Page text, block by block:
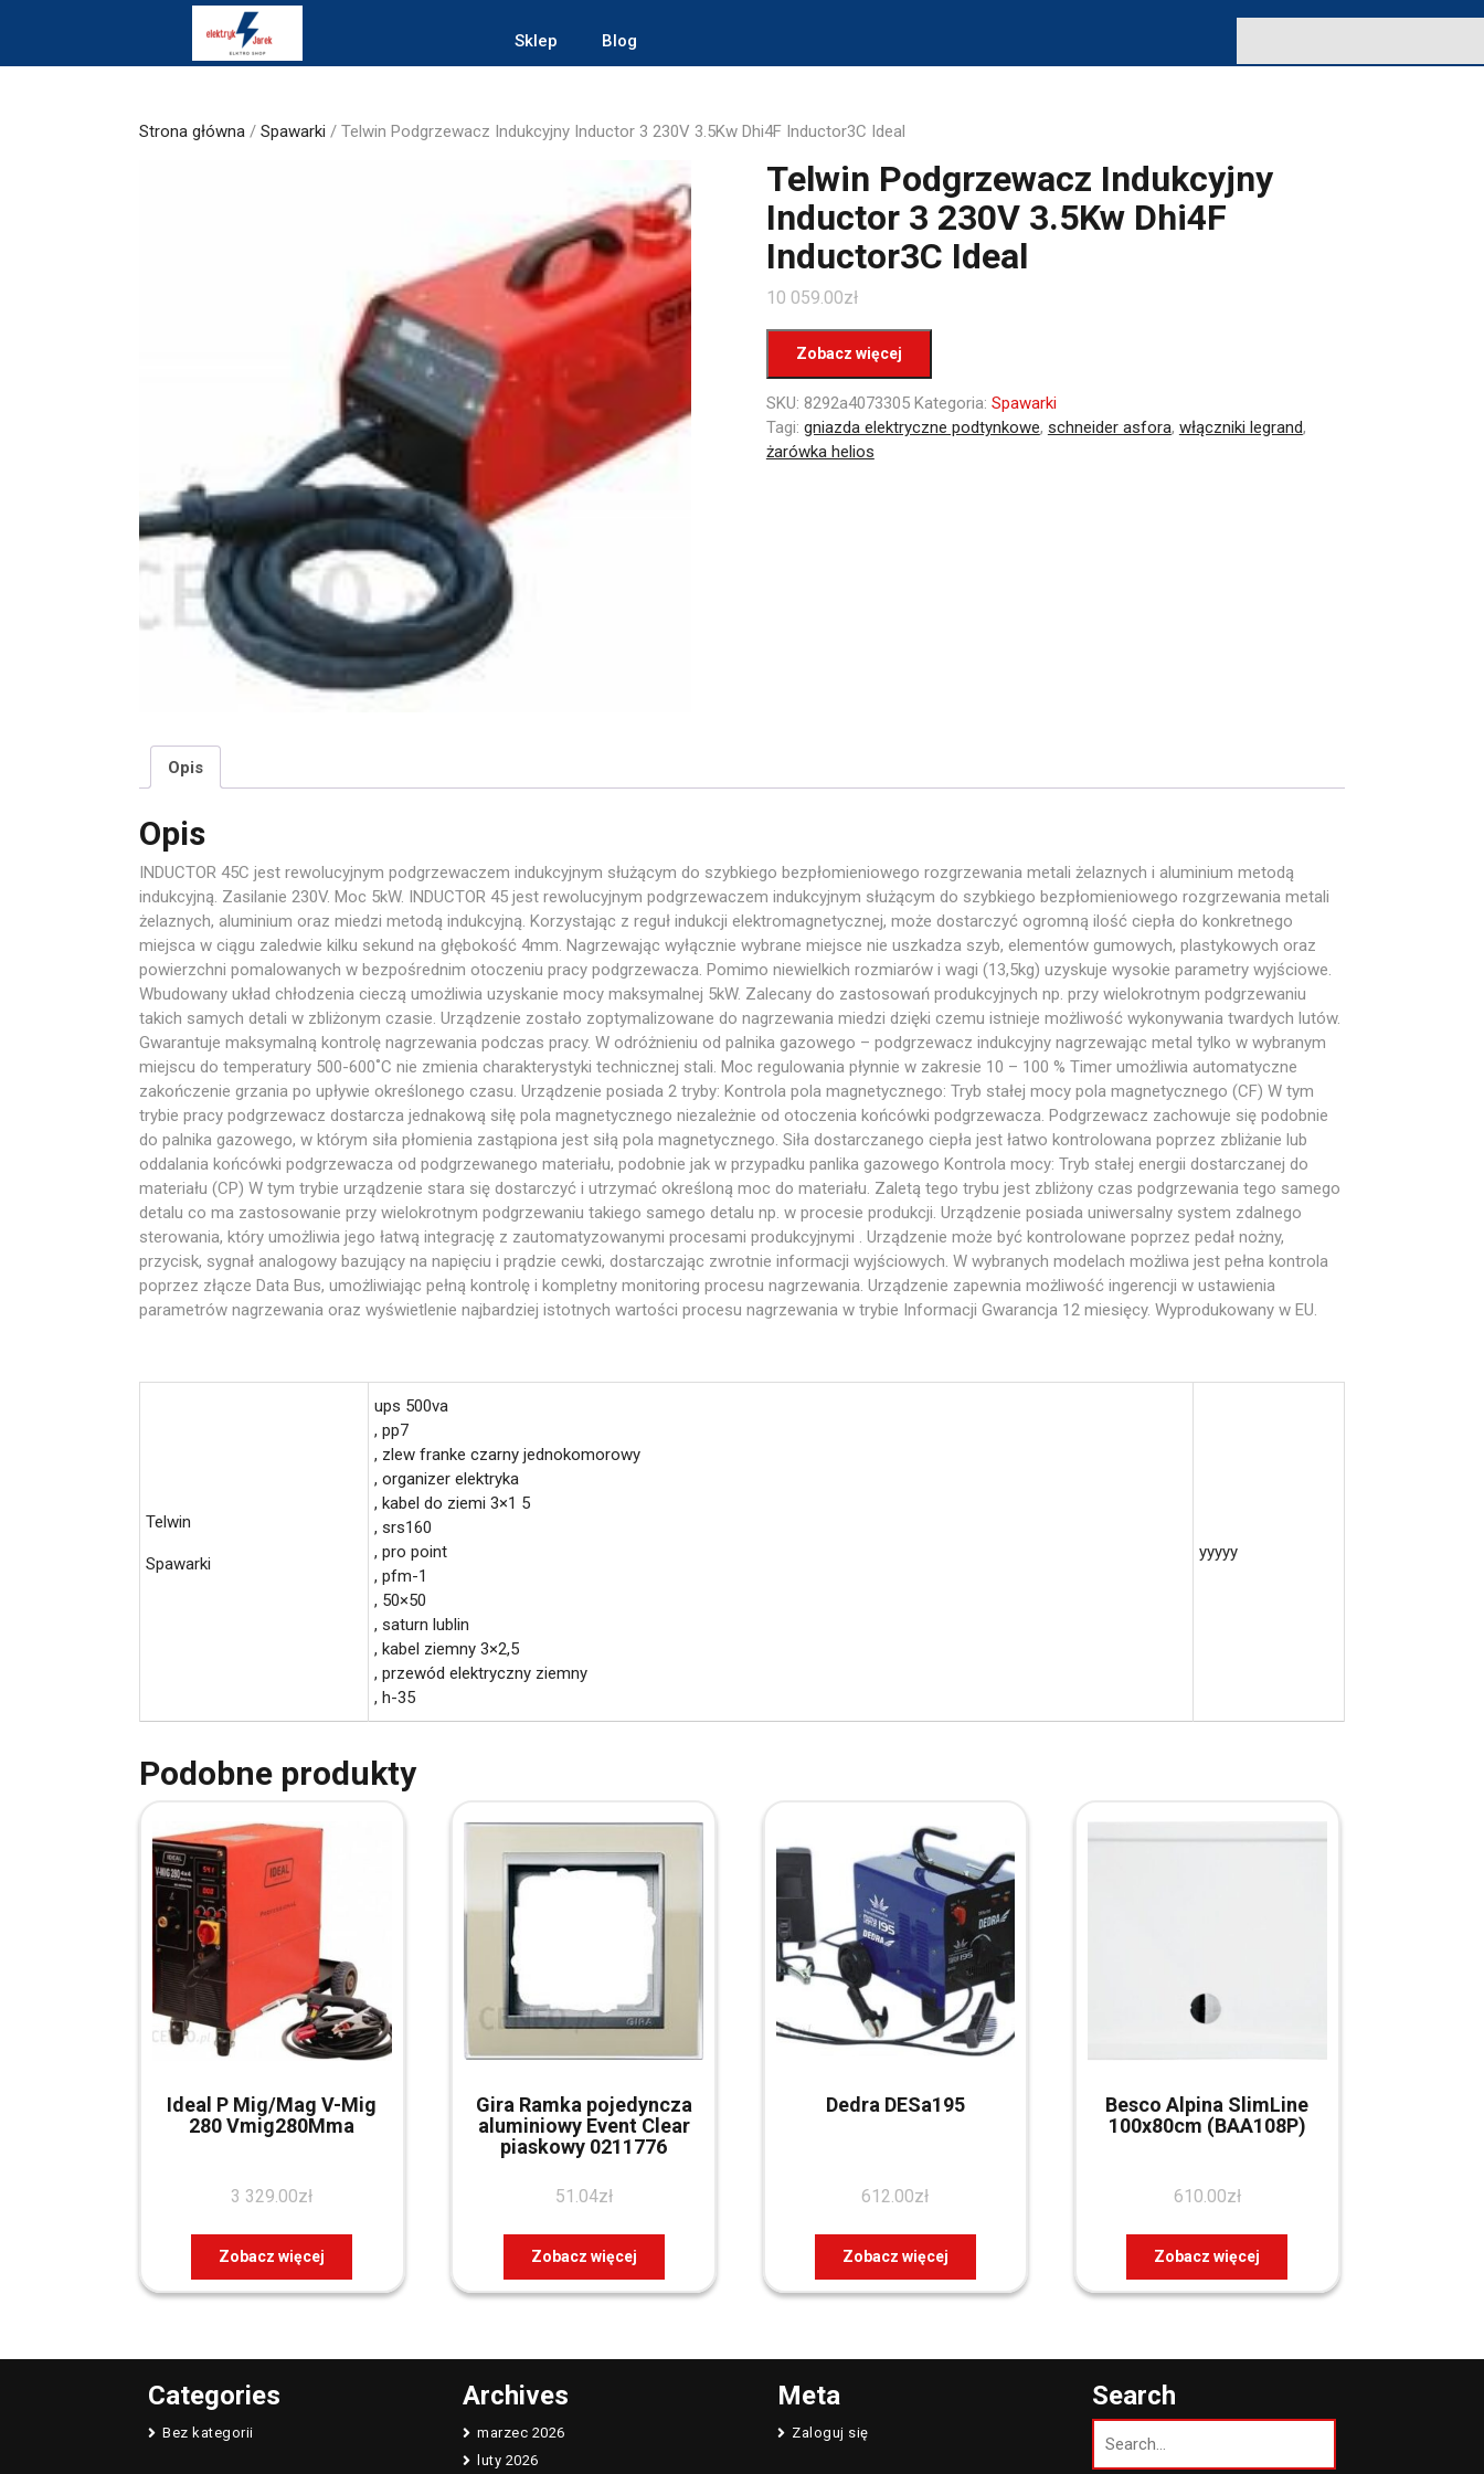
Sklep Blog
Strona główna / Spawarki / Telwin Podgrzewacz Indukcyjny Inductor 3 230V 3.5Kw Dhi4F Inductor3C Ideal
Telwin Podgrzewacz Indukcyjny
Inductor 3 230V 3.5Kw Dhi4F
Inductor3C Ideal
10 059.00zł
Zobacz więcej
SKU: 8292a4073305 Kategoria: Spawarki
Tagi: gniazda elektryczne podtynkowe, schneider asfora, włączniki legrand,
żarówka helios
Opis
Opis
INDUCTOR 45C jest rewolucyjnym podgrzewaczem indukcyjnym służącym do szybkiego bezpłomieniowego rozgrzewania metali żelaznych i aluminium metodą
indukcyjną. Zasilanie 230V. Moc 5kW. INDUCTOR 45 jest rewolucyjnym podgrzewaczem indukcyjnym służącym do szybkiego bezpłomieniowego rozgrzewania metali
żelaznych, aluminium oraz miedzi metodą indukcyjną. Korzystając z reguł indukcji elektromagnetycznej, może dostarczyć ogromną ilość ciepła do konkretnego
miejsca w ciągu zaledwie kilku sekund na głębokość 4mm. Nagrzewając wyłącznie wybrane miejsce nie uszkadza szyb, elementów gumowych, plastykowych oraz
powierzchni pomalowanych w bezpośrednim otoczeniu pracy podgrzewacza. Pomimo niewielkich rozmiarów i wagi (13,5kg) uzyskuje wysokie parametry wyjściowe.
Wbudowany układ chłodzenia cieczą umożliwia uzyskanie mocy maksymalnej 5kW. Zalecany do zastosowań produkcyjnych np. przy wielokrotnym podgrzewaniu
takich samych detali w zbliżonym czasie. Urządzenie zostało zoptymalizowane do nagrzewania miedzi dzięki czemu istnieje możliwość wykonywania twardych lutów.
Gwarantuje maksymalną kontrolę nagrzewania podczas pracy. W odróżnieniu od palnika gazowego – podgrzewacz indukcyjny nagrzewając metal tylko w wybranym
miejscu do temperatury 500-600˚C nie zmienia charakterystyki technicznej stali. Moc regulowania płynnie w zakresie 10 – 100 % Timer umożliwia automatyczne
zakończenie grzania po upływie określonego czasu. Urządzenie posiada 2 tryby: Kontrola pola magnetycznego: Tryb stałej mocy pola magnetycznego (CF) W tym
trybie pracy podgrzewacz dostarcza jednakową siłę pola magnetycznego niezależnie od otoczenia końcówki podgrzewacza. Podgrzewacz zachowuje się podobnie
do palnika gazowego, w którym siła płomienia zastąpiona jest siłą pola magnetycznego. Siła dostarczanego ciepła jest łatwo kontrolowana poprzez zbliżanie lub
oddalania końcówki podgrzewacza od podgrzewanego materiału, podobnie jak w przypadku panlika gazowego Kontrola mocy: Tryb stałej energii dostarczanej do
materiału (CP) W tym trybie urządzenie stara się dostarczyć i utrzymać określoną moc do materiału. Zaletą tego trybu jest zbliżony czas podgrzewania tego samego
detalu co ma zastosowanie przy wielokrotnym podgrzewaniu takiego samego detalu np. w procesie produkcji. Urządzenie posiada uniwersalny system zdalnego
sterowania, który umożliwia jego łatwą integrację z zautomatyzowanymi procesami produkcyjnymi . Urządzenie może być kontrolowane poprzez pedał nożny,
przycisk, sygnał analogowy bazujący na napięciu i prądzie cewki, dostarczając zwrotnie informacji wyjściowych. W wybranych modelach możliwa jest pełna kontrola
poprzez złącze Data Bus, umożliwiając pełną kontrolę i kompletny monitoring procesu nagrzewania. Urządzenie zapewnia możliwość ingerencji w ustawienia
parametrów nagrzewania oraz wyświetlenie najbardziej istotnych wartości procesu nagrzewania w trybie Informacji Gwarancja 12 miesięcy. Wyprodukowany w EU.
Telwin
Spawarki
ups 500va
, pp7
, zlew franke czarny jednokomorowy
, organizer elektryka
, kabel do ziemi 3×1 5
, srs160
, pro point
, pfm-1
, 50×50
, saturn lublin
, kabel ziemny 3×2,5
, przewód elektryczny ziemny
, h-35
yyyyy
Podobne produkty
Ideal P Mig/Mag V-Mig
280 Vmig280Mma
3 329.00zł
Zobacz więcej
Gira Ramka pojedyncza
aluminiowy Event Clear
piaskowy 0211776
51.04zł
Zobacz więcej
Dedra DESa195
612.00zł
Zobacz więcej
Besco Alpina SlimLine
100x80cm (BAA108P)
610.00zł
Zobacz więcej
Categories
Bez kategorii
Archives
marzec 2026
luty 2026
Meta
Zaloguj się
Search